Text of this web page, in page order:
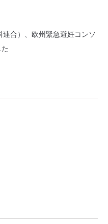
連合）、欧州緊急避妊コンソ